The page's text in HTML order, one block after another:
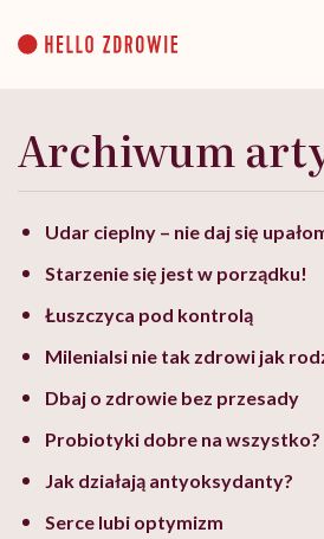
content
Archiwum
Udar cieplny – nie daj się
Starzenie się jest w porządku!
Łuszczyca pod kontrolą
Milenialsi nie tak zdrowi jak
Dbaj o zdrowie bez przesady
Probiotyki dobre na wszystko?
Jak działają antyoksydanty?
Serce lubi optymizm